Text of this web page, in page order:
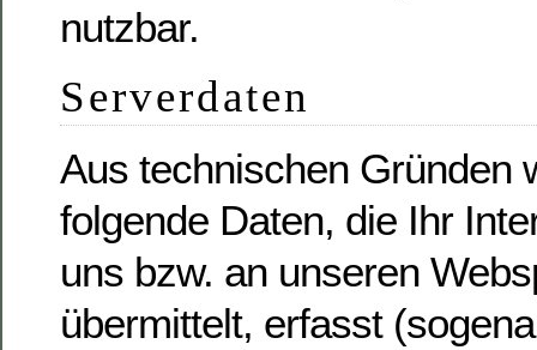
nutzbar.
Serverdaten
Aus technischen Gründen
folgende Daten, die Ihr
uns bzw. an unseren
übermittelt, erfasst